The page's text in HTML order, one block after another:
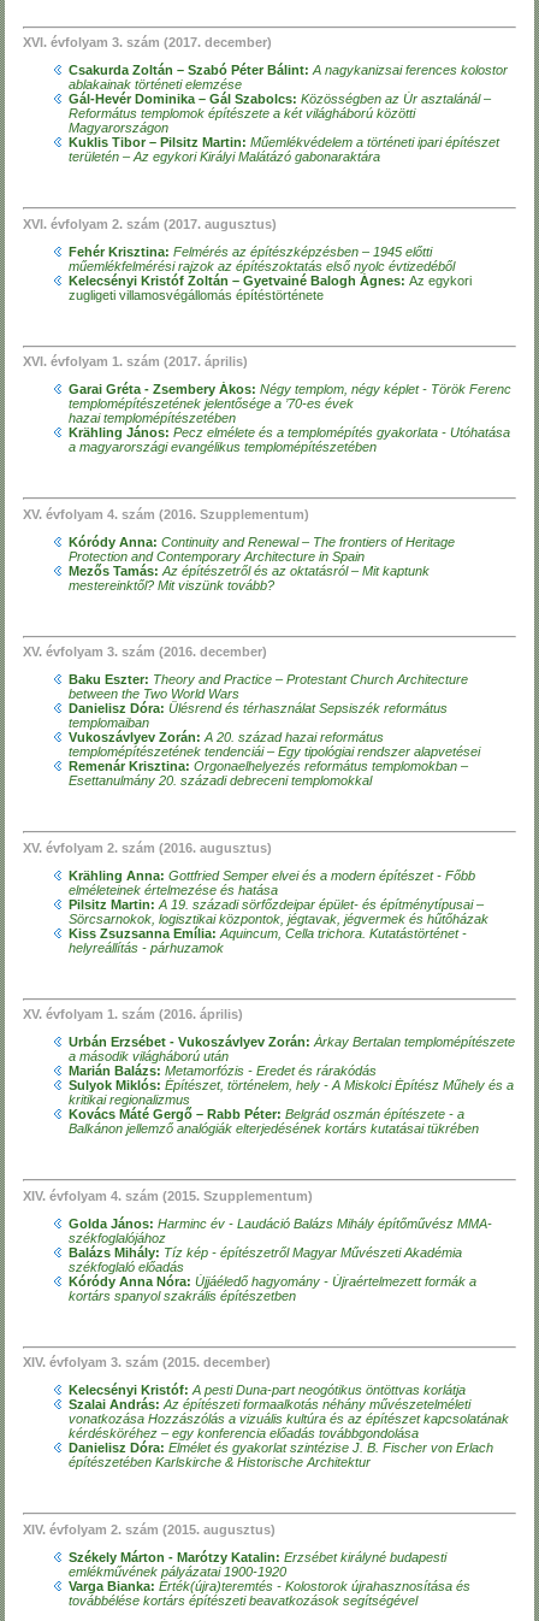
XVI. évfolyam 3. szám (2017. december)
Csakurda Zoltán – Szabó Péter Bálint: A nagykanizsai ferences kolostor
ablakainak történeti elemzése
Gál-Hevér Dominika – Gál Szabolcs: Közösségben az Úr asztalánál –
Református templomok építészete a két világháború közötti
Magyarországon
Kuklis Tibor – Pilsitz Martin: Műemlékvédelem a történeti ipari építészet
területén – Az egykori Királyi Malátázó gabonaraktára
XVI. évfolyam 2. szám (2017. augusztus)
Fehér Krisztina:Felmérés az építészképzésben – 1945 előtti
műemlékfelmérési rajzok az építészoktatás első nyolc évtizedéből
Kelecsényi Kristóf Zoltán – Gyetvainé Balogh Ágnes:Az egykori
zugligeti villamosvégállomás építéstörténete
XVI. évfolyam 1. szám (2017. április)
Garai Gréta - Zsembery Ákos:Négy templom, négy képlet - Török Ferenc
templomépítészetének jelentősége a ’70-es évek
hazai templomépítészetében
Krähling János:Pecz elmélete és a templomépítés gyakorlata - Utóhatása
a magyarországi evangélikus templomépítészetében
XV. évfolyam 4. szám (2016. Szupplementum)
Kóródy Anna:Continuity and Renewal – The frontiers of Heritage
Protection and Contemporary Architecture in Spain
Mezős Tamás:Az építészetről és az oktatásról – Mit kaptunk
mestereinktől? Mit viszünk tovább?
XV. évfolyam 3. szám (2016. december)
Baku Eszter: Theory and Practice – Protestant Church Architecture
between the Two World Wars
Danielisz Dóra:Ülésrend és térhasználat Sepsiszék református
templomaiban
Vukoszávlyev Zorán:A 20. század hazai református
templomépítészetének tendenciái – Egy tipológiai rendszer alapvetései
Remenár Krisztina:Orgonaelhelyezés református templomokban –
Esettanulmány 20. századi debreceni templomokkal
XV. évfolyam 2. szám (2016. augusztus)
Krähling Anna:Gottfried Semper elvei és a modern építészet - Főbb
elméleteinek értelmezése és hatása
Pilsitz Martin: A 19. századi sörfőzdeipar épület- és építménytípusai –
Sörcsarnokok, logisztikai központok, jégtavak, jégvermek és hűtőházak
Kiss Zsuzsanna Emília:Aquincum, Cella trichora. Kutatástörténet -
helyreállítás - párhuzamok
XV. évfolyam 1. szám (2016. április)
Urbán Erzsébet - Vukoszávlyev Zorán:Árkay Bertalan templomépítészete
a második világháború után
Marián Balázs:Metamorfózis - Eredet és rárakódás
Sulyok Miklós:Építészet, történelem, hely - A Miskolci Építész Műhely és a
kritikai regionalizmus
Kovács Máté Gergő – Rabb Péter:Belgrád oszmán építészete - a
Balkánon jellemző analógiák elterjedésének kortárs kutatásai tükrében
XIV. évfolyam 4. szám (2015. Szupplementum)
Golda János: Harminc év - Laudáció Balázs Mihály építőművész MMA-
székfoglalójához
Balázs Mihály: Tíz kép - építészetről Magyar Művészeti Akadémia
székfoglaló előadás
Kóródy Anna Nóra: Újjáéledő hagyomány - Újraértelmezett formák a
kortárs spanyol szakrális építészetben
XIV. évfolyam 3. szám (2015. december)
Kelecsényi Kristóf:A pesti Duna-part neogótikus öntöttvas korlátja
Szalai András:Az építészeti formaalkotás néhány művészetelméleti
vonatkozása Hozzászólás a vizuális kultúra és az építészet kapcsolatának
kérdésköréhez – egy konferencia előadás továbbgondolása
Danielisz Dóra:Elmélet és gyakorlat szintézise J. B. Fischer von Erlach
építészetében Karlskirche & Historische Architektur
XIV. évfolyam 2. szám (2015. augusztus)
Székely Márton - Marótzy Katalin:Erzsébet királyné budapesti
emlékművének pályázatai 1900-1920
Varga Bianka:Érték(újra)teremtés - Kolostorok újrahasznosítása és
továbbélése kortárs építészeti beavatkozások segítségével